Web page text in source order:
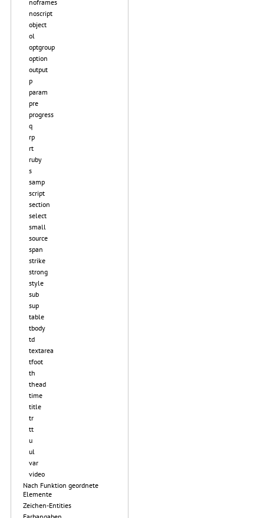
noframes
noscript
object
ol
optgroup
option
output
p
param
pre
progress
q
rp
rt
ruby
s
samp
script
section
select
small
source
span
strike
strong
style
sub
sup
table
tbody
td
textarea
tfoot
th
thead
time
title
tr
tt
u
ul
var
video
Nach Funktion geordnete
Elemente
Zeichen-Entities